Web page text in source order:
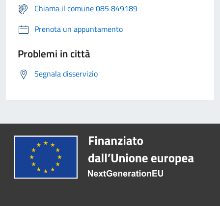
Chiama il comune 085 849189
Prenota un appuntamento
Problemi in città
Segnala disservizio